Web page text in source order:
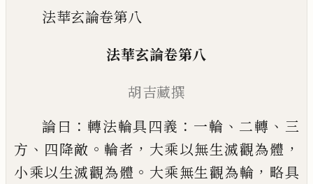
法華玄論卷第八
法華玄論卷第八
胡吉藏撰
論曰 ：轉法輪具四義 ： 一輪 、 二轉 、 三
方 、 四降敵 。輪者 ， 大乘以無生滅觀為體 ，
小乘以生滅觀為體 。 大乘無生觀為輪 ， 略具